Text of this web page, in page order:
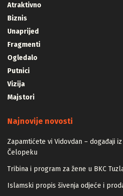
Atraktivno
Biznis
Unaprijed
Fragmenti
Ogledalo
Putnici
Vizija
Majstori
Najnovije novosti
Zapamtićete vi Vidovdan – događaji
Čelopeku
Tribina i program za žene u BKC
Islamski propis šivenja odjeće i